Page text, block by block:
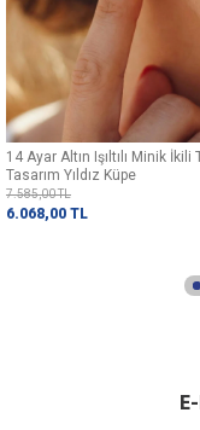
14 Ayar Altın Işıltılı Minik İkili
Tasarım Yıldız Küpe
7.585,00TL
6.068,00 TL